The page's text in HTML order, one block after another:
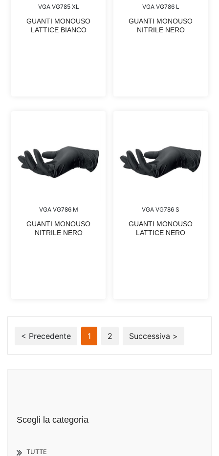
VGA VG785 XL
GUANTI MONOUSO
LATTICE BIANCO
VGA VG786 L
GUANTI MONOUSO
NITRILE NERO
VGA VG786 M
GUANTI MONOUSO
NITRILE NERO
VGA VG786 S
GUANTI MONOUSO
LATTICE NERO
< Precedente 1 2 Successiva >
Scegli la categoria
TUTTE